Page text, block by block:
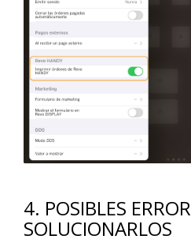
4. POSIBLES
SOLUCIONARLOS